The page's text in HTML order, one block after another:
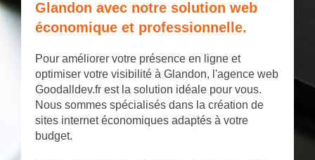
Glandon avec notre solution web
économique et professionnelle.
Pour améliorer votre présence en ligne et
optimiser votre visibilité à Glandon, l'agence web
Goodalldev.fr est la solution idéale pour vous.
Nous sommes spécialisés dans la création de
sites internet économiques adaptés à votre
budget.